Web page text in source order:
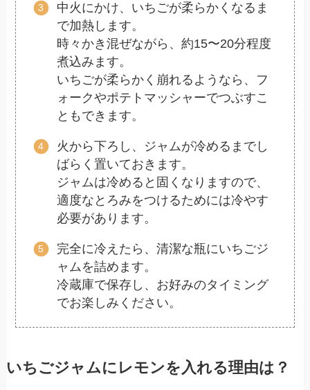
中火にかけ、いちごが柔らかくなるま
で加熱します。
時々かき混ぜながら、約15〜20分程度
煮込みます。
いちごが柔らかく崩れるようなら、フ
ォークやポテトマッシャーでつぶすこ
ともできます。
火から下ろし、ジャムが冷めるまでし
ばらく置いておきます。
ジャムは冷めると固くなりますので、
適度なとろみをつけるためには冷やす
必要があります。
完全に冷えたら、清潔な瓶にいちごジ
ャムを詰めます。
冷蔵庫で保存し、お好みのタイミング
でお楽しみください。
いちごジャムにレモンを入れる理由は？